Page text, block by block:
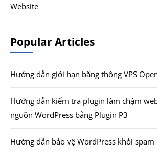
Website
Popular Articles
Hướng dẫn giới hạn băng thông VPS
Hướng dẫn kiểm tra plugin làm chậm
nguồn WordPress bằng Plugin P3
Hướng dẫn bảo vệ WordPress khỏi